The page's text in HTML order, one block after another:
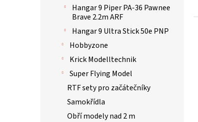
Hangar 9 Piper PA-36 Pawnee
Brave 2.2m ARF
Hangar 9 Ultra Stick 50e PNP
Hobbyzone
Krick Modelltechnik
Super Flying Model
RTF sety pro začátečníky
Samokřídla
Obří modely nad 2 m